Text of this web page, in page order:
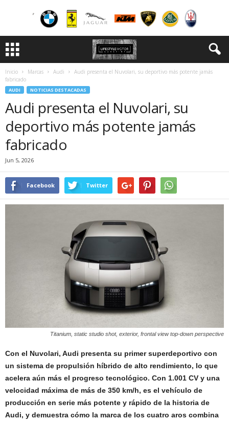
Inicio Marcas Audi
Audi presenta el Nuvolari, su deportivo más potente jamás
fabricado
AUDI NOTICIAS DESTACADAS
Audi presenta el Nuvolari, su
deportivo más potente jamás
fabricado
Jun 5, 2026
Facebook Twitter
Titanium, static studio shot, exterior, frontal view top-down perspective
Con el Nuvolari, Audi presenta su primer superdeportivo con
un sistema de propulsión híbrido de alto rendimiento, lo que
acelera aún más el progreso tecnológico. Con 1.001 CV y una
velocidad máxima de más de 350 km/h, es el vehículo de
producción en serie más potente y rápido de la historia de
Audi, y demuestra cómo la marca de los cuatro aros combina